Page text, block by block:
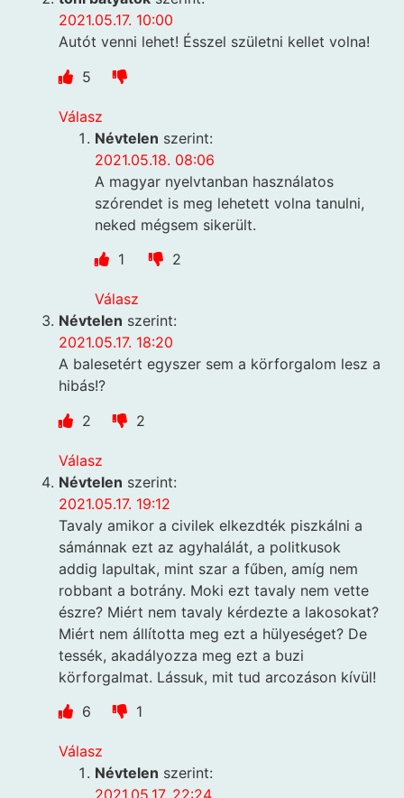
2021.05.17. 10:00
Autót venni lehet! Ésszel születni kellet volna!
5
Válasz
Névtelen szerint:
2021.05.18. 08:06
A magyar nyelvtanban használatos
szórendet is meg lehetett volna tanulni,
neked mégsem sikerült.
1
2
Válasz
Névtelen szerint:
2021.05.17. 18:20
A balesetért egyszer sem a körforgalom lesz a
hibás!?
2
2
Válasz
Névtelen szerint:
2021.05.17. 19:12
Tavaly amikor a civilek elkezdték piszkálni a
sámánnak ezt az agyhalálát, a politkusok
addig lapultak, mint szar a fűben, amíg nem
robbant a botrány. Moki ezt tavaly nem vette
észre? Miért nem tavaly kérdezte a lakosokat?
Miért nem állította meg ezt a hülyeséget? De
tessék, akadályozza meg ezt a buzi
körforgalmat. Lássuk, mit tud arcozáson kívül!
6
1
Válasz
Névtelen szerint: